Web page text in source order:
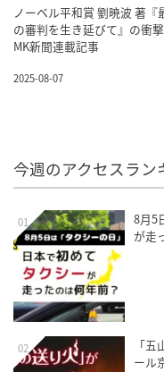
ノーベル平和賞 劉暁波 著『
の審判を生き延びて』の衝撃
MK新聞連載記事
2025-08-07
今週のアクセスラン
01
8月5
が走
02
「
ール